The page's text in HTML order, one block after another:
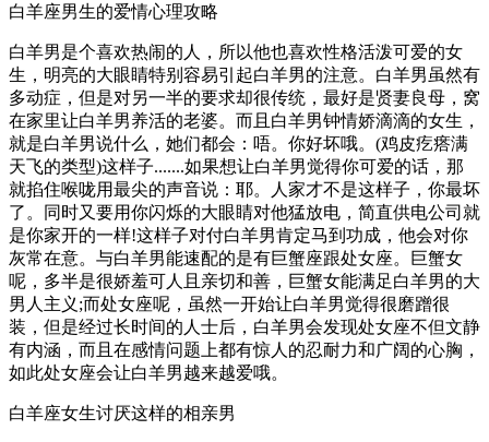
白羊座男生的爱情心理攻略
白羊男是个喜欢热闹的人，所以他也喜欢性格活泼可爱的女
生，明亮的大眼睛特别容易引起白羊男的注意。白羊男虽然有
多动症，但是对另一半的要求却很传统，最好是贤妻良母，窝
在家里让白羊男养活的老婆。而且白羊男钟情娇滴滴的女生，
就是白羊男说什么，她们都会：唔。你好坏哦。(鸡皮疙瘩满
天飞的类型)这样子.......如果想让白羊男觉得你可爱的话，那
就掐住喉咙用最尖的声音说：耶。人家才不是这样子，你最坏
了。同时又要用你闪烁的大眼睛对他猛放电，简直供电公司就
是你家开的一样!这样子对付白羊男肯定马到功成，他会对你
灰常在意。与白羊男能速配的是有巨蟹座跟处女座。巨蟹女
呢，多半是很娇羞可人且亲切和善，巨蟹女能满足白羊男的大
男人主义;而处女座呢，虽然一开始让白羊男觉得很磨蹭很
装，但是经过长时间的人士后，白羊男会发现处女座不但文静
有内涵，而且在感情问题上都有惊人的忍耐力和广阔的心胸，
如此处女座会让白羊男越来越爱哦。
白羊座女生讨厌这样的相亲男